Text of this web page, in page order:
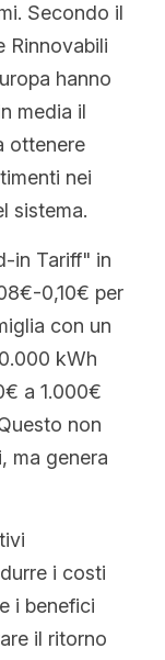
Secondo il
Rinnovabili
hanno
media il
ottenere
nei
sistema.
in Tariff" in
0,10€ per
con un
kWh
a 1.000€
non
ma genera
i costi
i benefici
il ritorno